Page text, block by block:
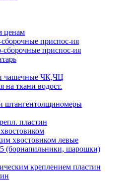
ценам
приспос-ия
приспос-ия
чашечные ЧК,ЧЦ
на ткани водост.
штангентолщиномеры
пластин
хвостовиком левые
шарошки)
креплением пластин